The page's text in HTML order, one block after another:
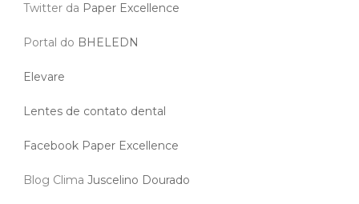
Twitter da Paper Excellence
Portal do BHELEDN
Elevare
Lentes de contato dental
Facebook Paper Excellence
Blog Clima Juscelino Dourado